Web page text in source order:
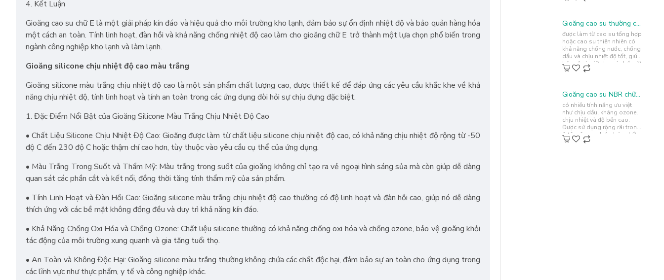
4. Kết Luận
Gioăng cao su chữ E là một giải pháp kín đáo và hiệu quả cho môi trường kho lạnh, đảm bảo sự ổn định nhiệt độ và bảo quản hàng hóa
một cách an toàn. Tính linh hoạt, đàn hồi và khả năng chống nhiệt độ cao làm cho gioăng chữ E trở thành một lựa chọn phổ biến trong
ngành công nghiệp kho lạnh và làm lạnh.
Gioăng silicone chịu nhiệt độ cao màu trắng
Gioăng silicone màu trắng chịu nhiệt độ cao là một sản phẩm chất lượng cao, được thiết kế để đáp ứng các yêu cầu khắc khe về khả
năng chịu nhiệt độ, tính linh hoạt và tính an toàn trong các ứng dụng đòi hỏi sự chịu đựng đặc biệt.
1. Đặc Điểm Nổi Bật của Gioăng Silicone Màu Trắng Chịu Nhiệt Độ Cao
• Chất Liệu Silicone Chịu Nhiệt Độ Cao: Gioăng được làm từ chất liệu silicone chịu nhiệt độ cao, có khả năng chịu nhiệt độ rộng từ -50
độ C đến 230 độ C hoặc thậm chí cao hơn, tùy thuộc vào yêu cầu cụ thể của ứng dụng.
• Màu Trắng Trong Suốt và Thẩm Mỹ: Màu trắng trong suốt của gioăng không chỉ tạo ra vẻ ngoại hình sáng sủa mà còn giúp dễ dàng
quan sát các phần cắt và kết nối, đồng thời tăng tính thẩm mỹ của sản phẩm.
• Tính Linh Hoạt và Đàn Hồi Cao: Gioăng silicone màu trắng chịu nhiệt độ cao thường có độ linh hoạt và đàn hồi cao, giúp nó dễ dàng
thích ứng với các bề mặt không đồng đều và duy trì khả năng kín đáo.
• Khả Năng Chống Oxi Hóa và Chống Ozone: Chất liệu silicone thường có khả năng chống oxi hóa và chống ozone, bảo vệ gioăng khỏi
tác động của môi trường xung quanh và gia tăng tuổi thọ.
• An Toàn và Không Độc Hại: Gioăng silicone màu trắng thường không chứa các chất độc hại, đảm bảo sự an toàn cho ứng dụng trong
các lĩnh vực như thực phẩm, y tế và công nghiệp khác.
Gioăng cao su thường chữ U 4x12x1.5
được làm từ cao su tổng hợp
hoặc cao su thiên nhiên có
khả năng chống nước, chống
dầu và chịu nhiệt độ tốt, giúp
bảo vệ và giữ cho các bề mặt
kín khít, an toà..
Gioăng cao su NBR chữ U 38x20x35
có nhiều tính năng ưu việt
như chịu dầu, kháng ozone,
chịu nhiệt và độ bền cao.
Được sử dụng rộng rãi trong
ô tô, công nghiệp hóa chất,
dầu khí và nhiều ngành ..